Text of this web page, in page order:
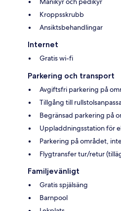
Kroppsskrubb
Ansiktsbehandlingar
Internet
Gratis wi-fi
Parkering och transport
Avgiftsfri parkering på
Tillgång till
Begränsad parkering på
Uppladdningsstation för
Parkering på området,
Flygtransfer tur/retur
Familjevänligt
Gratis spjälsäng
Barnpool